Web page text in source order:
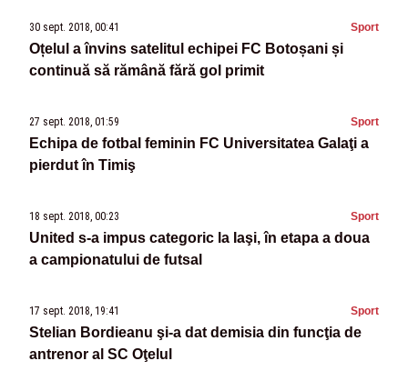
30 sept. 2018, 00:41 Sport
Oțelul a învins satelitul echipei FC Botoșani și
continuă să rămână fără gol primit
27 sept. 2018, 01:59 Sport
Echipa de fotbal feminin FC Universitatea Galaţi a
pierdut în Timiş
18 sept. 2018, 00:23 Sport
United s-a impus categoric la Iaşi, în etapa a doua
a campionatului de futsal
17 sept. 2018, 19:41 Sport
Stelian Bordieanu şi-a dat demisia din funcţia de
antrenor al SC Oţelul